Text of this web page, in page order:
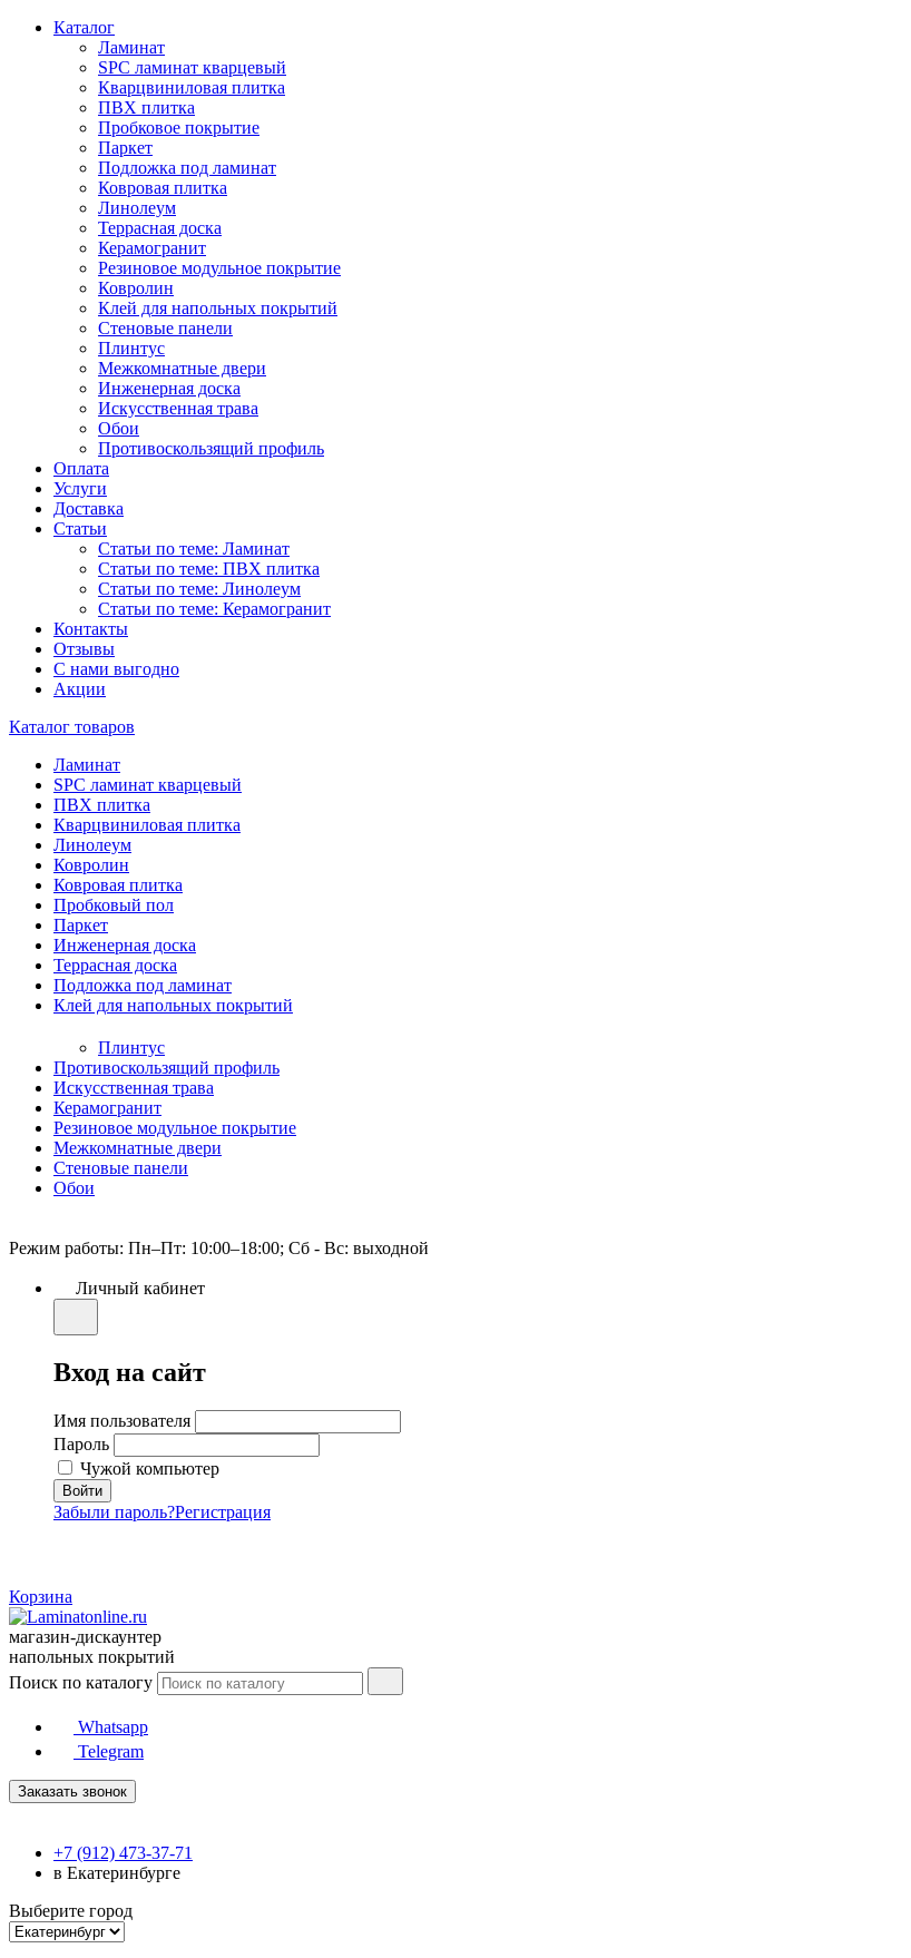
Каталог
Ламинат
SPC ламинат кварцевый
Кварцвиниловая плитка
ПВХ плитка
Пробковое покрытие
Паркет
Подложка под ламинат
Ковровая плитка
Линолеум
Террасная доска
Керамогранит
Резиновое модульное покрытие
Ковролин
Клей для напольных покрытий
Стеновые панели
Плинтус
Межкомнатные двери
Инженерная доска
Искусственная трава
Обои
Противоскользящий профиль
Оплата
Услуги
Доставка
Статьи
Статьи по теме: Ламинат
Статьи по теме: ПВХ плитка
Статьи по теме: Линолеум
Статьи по теме: Керамогранит
Контакты
Отзывы
С нами выгодно
Акции
Каталог товаров
Ламинат
SPC ламинат кварцевый
ПВХ плитка
Кварцвиниловая плитка
Линолеум
Ковролин
Ковровая плитка
Пробковый пол
Паркет
Инженерная доска
Террасная доска
Подложка под ламинат
Клей для напольных покрытий
Плинтус
Противоскользящий профиль
Искусственная трава
Керамогранит
Резиновое модульное покрытие
Межкомнатные двери
Стеновые панели
Обои
Режим работы: Пн–Пт: 10:00–18:00; Сб - Вс: выходной
Личный кабинет
Вход на сайт
Имя пользователя
Пароль
Чужой компьютер
Забыли пароль?Регистрация
Корзина
магазин-дискаунтер
напольных покрытий
Поиск по каталогу
Whatsapp
Telegram
Заказать звонок
+7 (912) 473-37-71
в Екатеринбурге
Выберите город